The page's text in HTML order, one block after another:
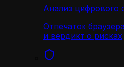
Анализ цифрового
Отпечаток
и вердикт о рисках